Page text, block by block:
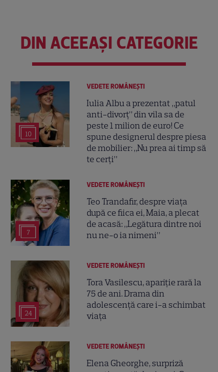
DIN ACEEAȘI CATEGORIE
10
VEDETE ROMÂNEŞTI
Iulia Albu a prezentat „patul
anti-divorț” din vila sa de
peste 1 milion de euro! Ce
spune designerul despre piesa
de mobilier: „Nu prea ai timp să
te cerți”
7
VEDETE ROMÂNEŞTI
Teo Trandafir, despre viața
după ce fiica ei, Maia, a plecat
de acasă: „Legătura dintre noi
nu ne-o ia nimeni”
24
VEDETE ROMÂNEŞTI
Tora Vasilescu, apariție rară la
75 de ani. Drama din
adolescență care i-a schimbat
viața
VEDETE ROMÂNEŞTI
Elena Gheorghe, surpriză